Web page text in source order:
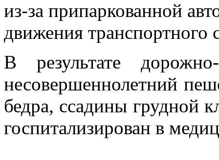
из-за припаркованной
движения транспортного
В результате дорожно-
несовершеннолетний
бедра, ссадины грудной
госпитализирован в